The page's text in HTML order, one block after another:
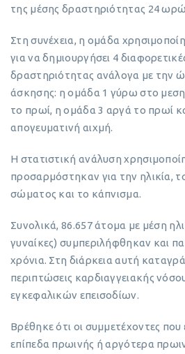
της μέσης δραστηριότητας 24
Στη συνέχεια, η ομάδα
για να δημιουργήσει 4
δραστηριότητας ανάλογα με την
άσκησης: η ομάδα 1 γύρω στο
το πρωί, η ομάδα 3 αργά το πρωί
απογευματινή αιχμή.
Η στατιστική ανάλυση
προσαρμόστηκαν για την ηλικία,
σώματος και το κάπνισμα.
Συνολικά, 86.657 άτομα με μέση
γυναίκες) συμπεριλήφθηκαν και
χρόνια. Στη διάρκεια αυτή
περιπτώσεις καρδιαγγειακής
εγκεφαλικών επεισοδίων.
Βρέθηκε ότι οι συμμετέχοντες
επίπεδα πρωινής ή αργότερα